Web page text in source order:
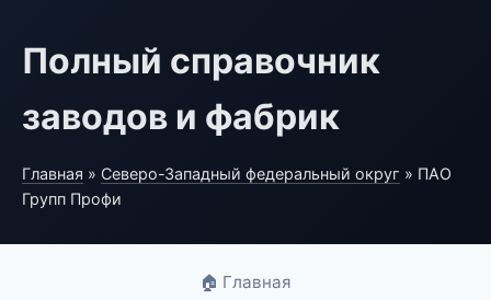
Полный справочник
заводов и фабрик
Главная » Северо-Западный федеральный округ » ПАО
Групп Профи
🏠 Главная